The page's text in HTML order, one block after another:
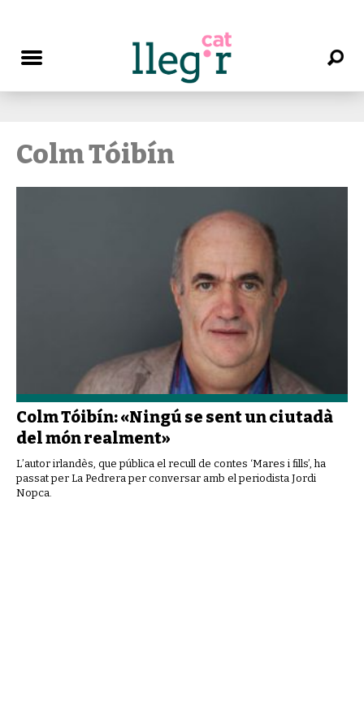
Colm Tóibín
Colm Tóibín: «Ningú se sent un ciutadà
del món realment»
L’autor irlandès, que pública el recull de contes ‘Mares i fills’, ha
passat per La Pedrera per conversar amb el periodista Jordi
Nopca.